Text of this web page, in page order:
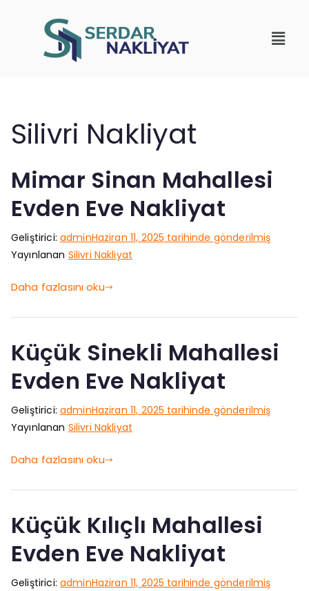
Silivri Nakliyat
Mimar Sinan Mahallesi
Evden Eve Nakliyat
Geliştirici: adminHaziran 11, 2025 tarihinde gönderilmiş
Yayınlanan Silivri Nakliyat
Daha fazlasını oku
Küçük Sinekli Mahallesi
Evden Eve Nakliyat
Geliştirici: adminHaziran 11, 2025 tarihinde gönderilmiş
Yayınlanan Silivri Nakliyat
Daha fazlasını oku
Küçük Kılıçlı Mahallesi
Evden Eve Nakliyat
Geliştirici: adminHaziran 11, 2025 tarihinde gönderilmiş